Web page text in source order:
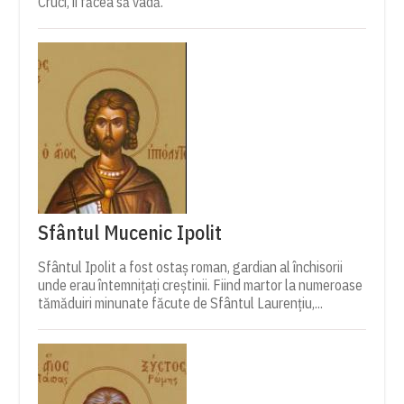
Sfântul Mucenic Ipolit
Sfântul Ipolit a fost ostaș roman, gardian al închisorii
unde erau întemnițați creștinii. Fiind martor la numeroase
tămăduiri minunate făcute de Sfântul Laurențiu,...